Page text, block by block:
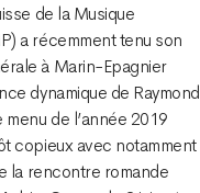
de la Musique
a récemment tenu son
à Marin-Epagnier
dynamique de Raymond
de l’année 2019
copieux avec notamment
la rencontre romande